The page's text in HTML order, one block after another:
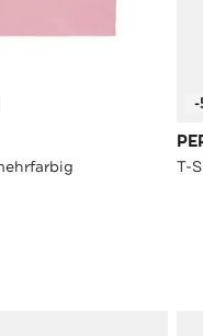
-
T-